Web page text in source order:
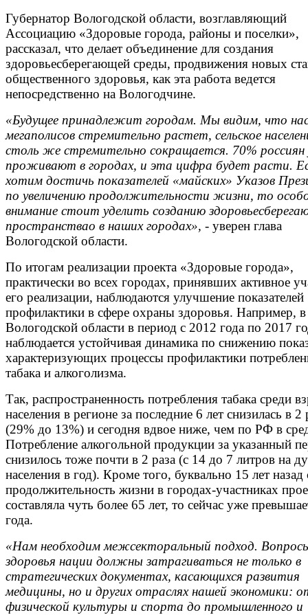
Губернатор Вологодской области, возглавляющий
Ассоциацию «Здоровые города, районы и поселки»,
рассказал, что делает объединение для создания
здоровьесберегающей среды, продвижения новых
общественного здоровья, как эта работа ведется
непосредственно на Вологодчине.
«Будущее принадлежит городам. Мы видим, что
мегаполисов стремительно растет, сельское
столь же стремительно сокращается. 70%
проживают в городах, и эта цифра будет расти.
хотим достичь показателей «майских» Указов
по увеличению продолжительности жизни, то
внимание стоит уделить созданию
пространствао в наших городах», - уверен глава
Вологодской области.
По итогам реализации проекта «Здоровые города»,
практически во всех городах, принявших активное
его реализации, наблюдаются улучшение показателей
профилактики в сфере охраны здоровья. Например, в
Вологодской области в период с 2012 года по 2017
наблюдается устойчивая динамика по снижению
характеризующих процессы профилактики
табака и алкоголизма.
Так, распространенность потребления табака среди
населения в регионе за последние 6 лет снизилась в 2
(29% до 13%) и сегодня вдвое ниже, чем по РФ в
Потребление алкогольной продукции за указанный
снизилось тоже почти в 2 раза (с 14 до 7 литров на
населения в год). Кроме того, буквально 15 лет назад
продолжительность жизни в городах-участниках
составляла чуть более 65 лет, то сейчас уже
года.
«Нам необходим межсекторальный подход.
здоровья нации должны затрагиваться не только в
стратегических документах, касающихся развития
медицины, но и других отраслях нашей экономики:
физической культуры и спорта до промышленного и